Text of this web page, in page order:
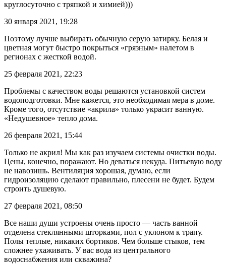
круглосуточно с тряпкой и химией)))
30 января 2021, 19:28
Поэтому лучше выбирать обычную серую затирку. Белая и
цветная могут быстро покрыться «грязным» налетом в
регионах с жесткой водой.
25 февраля 2021, 22:23
Проблемы с качеством воды решаются установкой систем
водоподготовки. Мне кажется, это необходимая мера в доме.
Кроме того, отсутствие «акрила» только украсит ванную.
«Недушевное» тепло дома.
26 февраля 2021, 15:44
Только не акрил! Мы как раз изучаем системы очистки воды.
Цены, конечно, поражают. Но деваться некуда. Питьевую воду
не навозишь. Вентиляция хорошая, думаю, если
гидроизоляцию сделают правильно, плесени не будет. Будем
строить душевую.
27 февраля 2021, 08:50
Все наши души устроены очень просто — часть ванной
отделена стеклянными шторками, пол с уклоном к трапу.
Полы теплые, никаких бортиков. Чем больше стыков, тем
сложнее ухаживать. У вас вода из центрального
водоснабжения или скважина?